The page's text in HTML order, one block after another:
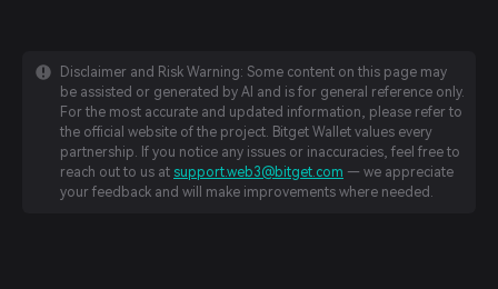
Disclaimer and Risk Warning: Some content on this page may
be assisted or generated by AI and is for general reference only.
For the most accurate and updated information, please refer to
the official website of the project. Bitget Wallet values every
partnership. If you notice any issues or inaccuracies, feel free to
reach out to us at support.web3@bitget.com — we appreciate
your feedback and will make improvements where needed.